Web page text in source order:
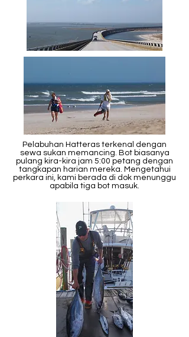
Pelabuhan Hatteras terkenal dengan
sewa sukan memancing. Bot biasanya
pulang kira-kira jam 5:00 petang dengan
tangkapan harian mereka. Mengetahui
perkara ini, kami berada di dok menunggu
apabila tiga bot masuk.